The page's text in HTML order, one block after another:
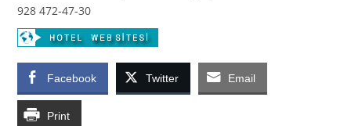
928 472-47-30
Facebook Twitter Email
Print